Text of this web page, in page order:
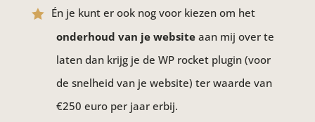
Én je kunt er ook nog voor kiezen om het
onderhoud van je websiteaan mij over te
laten dan krijg je de WP rocket plugin (voor
de snelheid van je website) ter waarde van
€250 euro per jaar erbij.